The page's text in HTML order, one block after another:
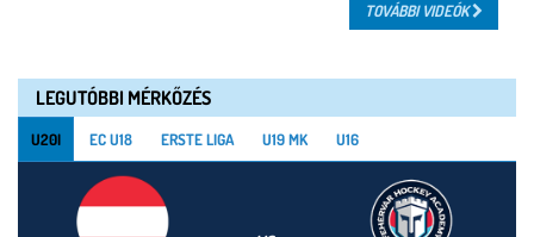
TOVÁBBI VIDEÓK
LEGUTÓBBI MÉRKŐZÉS
U20I EC U18 ERSTE LIGA U19 MK U16